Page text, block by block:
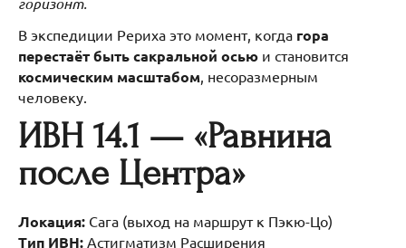
В экспедиции Рериха это момент, когда гора
перестаёт быть сакральной осью и становится
космическим масштабом, несоразмерным
человеку.
ИВН 14.1 — «Равнина
после Центра»
Локация: Сага (выход на маршрут к Пэкю-Цо)
Тип ИВН: Астигматизм Расширения